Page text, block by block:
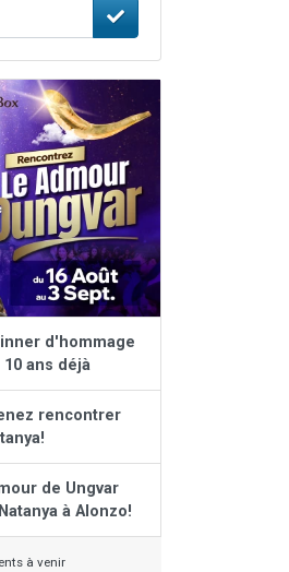
d'hommage
ans déjà
rencontrer
de Ungvar
à Alonzo!
à venir